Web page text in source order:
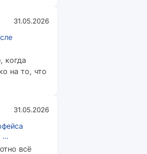
31.05.2026
когда
на то, что
31.05.2026
…
всё